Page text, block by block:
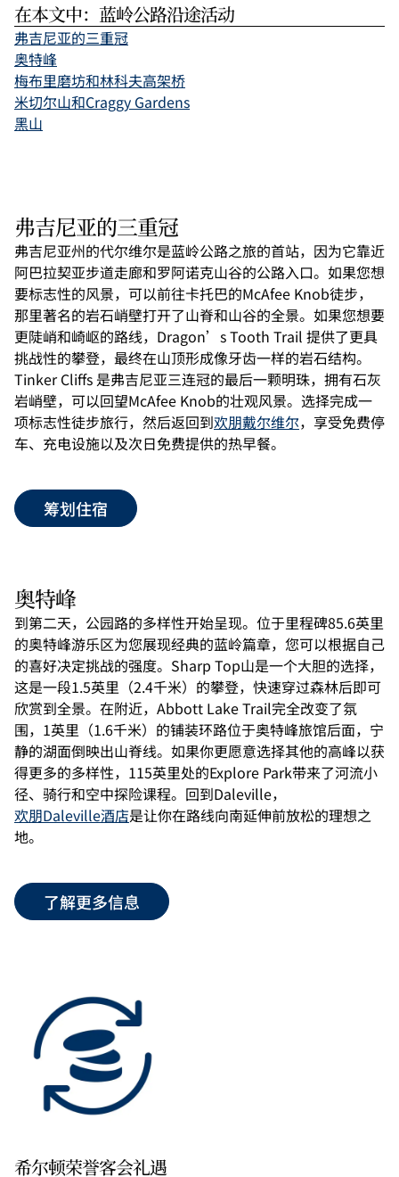
在本文中：蓝岭公路沿途活动
弗吉尼亚的三重冠
奥特峰
梅布里磨坊和林科夫高架桥
米切尔山和Craggy Gardens
黑山
弗吉尼亚的三重冠
弗吉尼亚州的代尔维尔是蓝岭公路之旅的首站，因为它靠近
阿巴拉契亚步道走廊和罗阿诺克山谷的公路入口。如果您想
要标志性的风景，可以前往卡托巴的McAfee Knob徒步，
那里著名的岩石峭壁打开了山脊和山谷的全景。如果您想要
更陡峭和崎岖的路线，Dragon’s Tooth Trail 提供了更具
挑战性的攀登，最终在山顶形成像牙齿一样的岩石结构。
Tinker Cliffs 是弗吉尼亚三连冠的最后一颗明珠，拥有石灰
岩峭壁，可以回望McAfee Knob的壮观风景。选择完成一
项标志性徒步旅行，然后返回到欢朋戴尔维尔，享受免费停
车、充电设施以及次日免费提供的热早餐。
筹划住宿
奥特峰
到第二天，公园路的多样性开始呈现。位于里程碑85.6英里
的奥特峰游乐区为您展现经典的蓝岭篇章，您可以根据自己
的喜好决定挑战的强度。Sharp Top山是一个大胆的选择，
这是一段1.5英里（2.4千米）的攀登，快速穿过森林后即可
欣赏到全景。在附近，Abbott Lake Trail完全改变了氛
围，1英里（1.6千米）的铺装环路位于奥特峰旅馆后面，宁
静的湖面倒映出山脊线。如果你更愿意选择其他的高峰以获
得更多的多样性，115英里处的Explore Park带来了河流小
径、骑行和空中探险课程。回到Daleville，
欢朋Daleville酒店是让你在路线向南延伸前放松的理想之
地。
了解更多信息
希尔顿荣誉客会礼遇